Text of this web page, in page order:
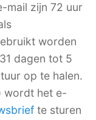
mail zijn 72 uur
worden
dagen tot 5
op te halen.
wordt het e-
te sturen